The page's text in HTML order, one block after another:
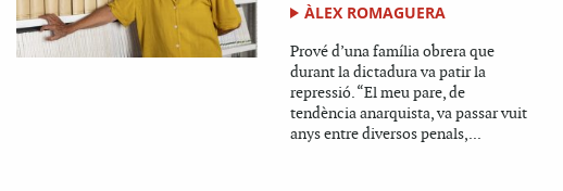
ÀLEX ROMAGUERA
Prové d’una família obrera que
durant la dictadura va patir la
repressió. “El meu pare, de
tendència anarquista, va passar vuit
anys entre diversos penals,...